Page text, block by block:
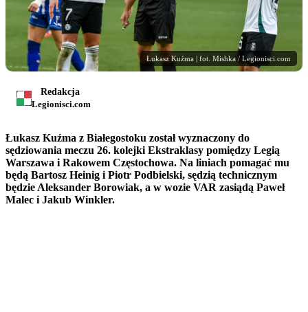
Łukasz Kuźma | fot. Mishka / Legionisci.com
Redakcja
Legionisci.com
Łukasz Kuźma z Białegostoku został wyznaczony do
sędziowania meczu 26. kolejki Ekstraklasy pomiędzy Legią
Warszawa i Rakowem Częstochowa. Na liniach pomagać mu
będą Bartosz Heinig i Piotr Podbielski, sędzią technicznym
będzie Aleksander Borowiak, a w wozie VAR zasiądą Paweł
Malec i Jakub Winkler.